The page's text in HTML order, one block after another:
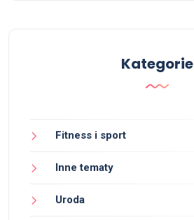
Kategorie
Fitness i sport
Inne tematy
Uroda